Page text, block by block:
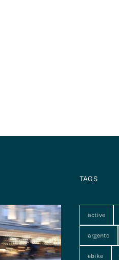
TAGS
active
argento
ebike